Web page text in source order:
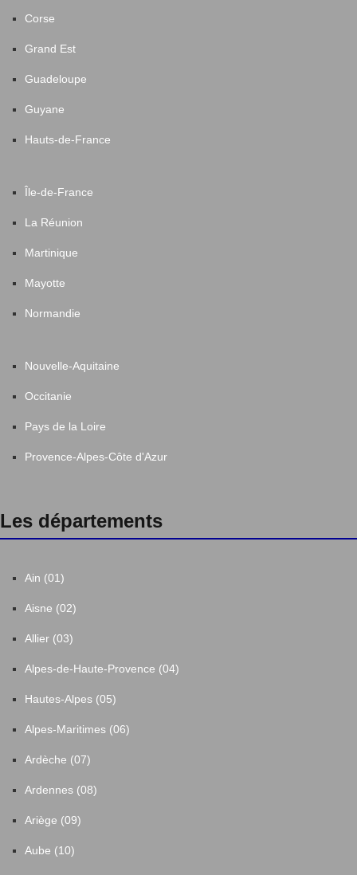
Corse
Grand Est
Guadeloupe
Guyane
Hauts-de-France
Île-de-France
La Réunion
Martinique
Mayotte
Normandie
Nouvelle-Aquitaine
Occitanie
Pays de la Loire
Provence-Alpes-Côte d'Azur
Les départements
Ain (01)
Aisne (02)
Allier (03)
Alpes-de-Haute-Provence (04)
Hautes-Alpes (05)
Alpes-Maritimes (06)
Ardèche (07)
Ardennes (08)
Ariège (09)
Aube (10)